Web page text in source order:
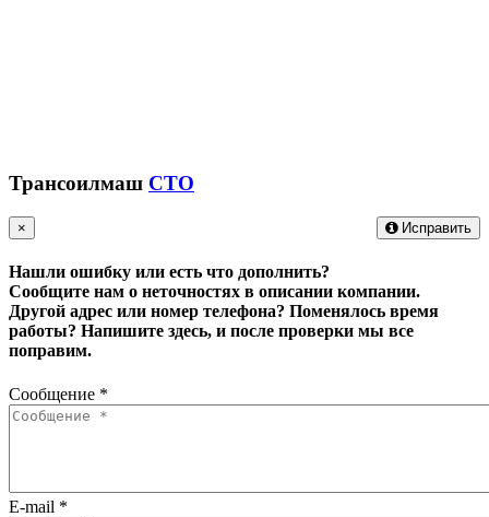
Трансоилмаш СТО
Исправить
×
Нашли ошибку или есть что дополнить?
Сообщите нам о неточностях в описании компании.
Другой адрес или номер телефона? Поменялось время
работы? Напишите здесь, и после проверки мы все
поправим.
Сообщение *
E-mail *